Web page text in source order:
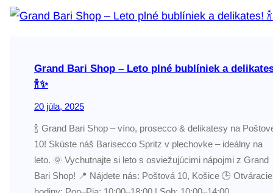
Grand Bari Shop – Leto plné bublíniek a
🍾✨
20 júla, 2025
🍾 Grand Bari Shop – víno, prosecco & delikatesy na
10! Skúste náš Barisecco Spritz v plechovke – ideálny na
leto. 🌞 Vychutnajte si leto s osviežujúcimi nápojmi z Grand
Bari Shop! 📍 Nájdete nás: Poštová 10, Košice 🕒 Otváracie